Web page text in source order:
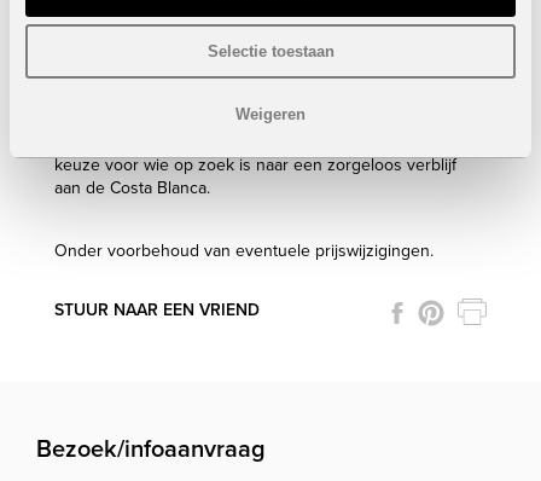
Selectie toestaan
Weigeren
VERKOCHT
Dit appartement is ideaal voor wie wil genieten van rust,
binnen handbereik. Dankzij de uitstekende ligging en de
keuze voor wie op zoek is naar een zorgeloos verblijf
aan de Costa Blanca.
Onder voorbehoud van eventuele prijswijzigingen.
STUUR NAAR EEN VRIEND
Bezoek/infoaanvraag